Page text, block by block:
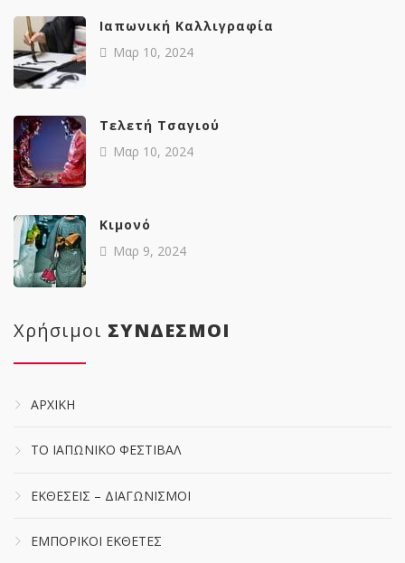
Ιαπωνική Καλλιγραφία
Μαρ 10, 2024
Tελετή Τσαγιού
Μαρ 10, 2024
Κιμονό
Μαρ 9, 2024
Χρήσιμοι ΣΥΝΔΕΣΜΟΙ
ΑΡΧΙΚΗ
ΤΟ ΙΑΠΩΝΙΚΟ ΦΕΣΤΙΒΑΛ
ΕΚΘΕΣΕΙΣ – ΔΙΑΓΩΝΙΣΜΟΙ
ΕΜΠΟΡΙΚΟΙ ΕΚΘΕΤΕΣ